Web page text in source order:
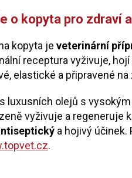
o kopyta pro zdraví
kopyta je veterinární
receptura vyživuje,
elastické a připravené na
luxusních olejů s
vyživuje a regeneruje
a hojivý účinek.
.